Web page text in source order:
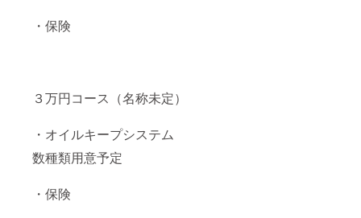
・保険
３万円コース（名称未定）
・オイルキープシステム
数種類用意予定
・保険